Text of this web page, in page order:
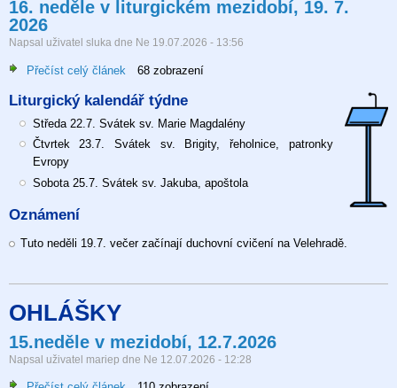
16. neděle v liturgickém mezidobí, 19. 7.
2026
Napsal uživatel sluka dne Ne 19.07.2026 - 13:56
Přečíst celý článek
neděle
v
liturgickém
19.
68 zobrazení
Liturgický kalendář týdne
Středa 22.7. Svátek sv. Marie Magdalény
Čtvrtek 23.7. Svátek sv. Brigity, řeholnice, patronky
Evropy
Sobota 25.7. Svátek sv. Jakuba, apoštola
Oznámení
Tuto neděli 19.7. večer začínají duchovní cvičení na Velehradě.
OHLÁŠKY
15.neděle v mezidobí, 12.7.2026
Napsal uživatel mariep dne Ne 12.07.2026 - 12:28